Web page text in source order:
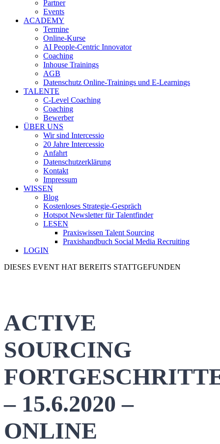
Partner
Events
ACADEMY
Termine
Online-Kurse
AI People-Centric Innovator
Coaching
Inhouse Trainings
AGB
Datenschutz Online-Trainings und E-Learnings
TALENTE
C-Level Coaching
Coaching
Bewerber
ÜBER UNS
Wir sind Intercessio
20 Jahre Intercessio
Anfahrt
Datenschutzerklärung
Kontakt
Impressum
WISSEN
Blog
Kostenloses Strategie-Gespräch
Hotspot Newsletter für Talentfinder
LESEN
Praxiswissen Talent Sourcing
Praxishandbuch Social Media Recruiting
LOGIN
DIESES EVENT HAT BEREITS STATTGEFUNDEN
ACTIVE
SOURCING
– 15.6.2020 –
ONLINE